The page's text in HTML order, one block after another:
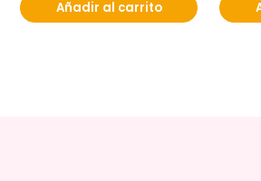
Añadir al carrito